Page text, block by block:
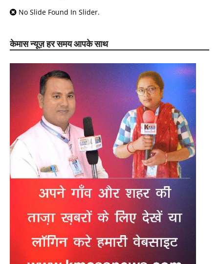
No Slide Found In Slider.
केमास न्यूज़ हर समय आपके साथ